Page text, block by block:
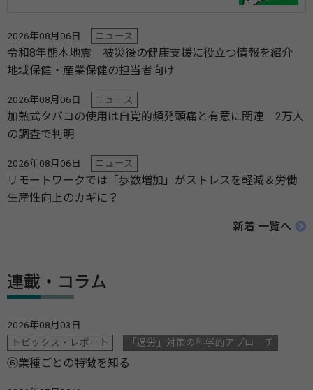
2026年08月06日 ニュース
令和8年熊本地震 被災後の健康支援に役立つ情報を紹介
地域保健・産業保健の担当者向け
2026年08月06日 ニュース
加熱式タバコの使用は自覚的頻発頭痛と有意に関連 2万人
の調査で判明
2026年08月06日 ニュース
リモートワークでは「歩数増加」がストレスを軽減＆労働
生産性向上のカギに？
新着 一覧へ
連載・コラム
2026年08月03日
トピックス・レポート
「過労」対策の科学的アプローチ
⑥業種ごとの特徴を知る